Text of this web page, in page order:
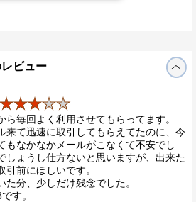
ビュー
★★★★★
毎回よく利用させてもらってます。
来て迅速に取引してもらえてたのに、今
もなかなかメールがこなくて不安でし
しょうし仕方ないと思いますが、出来た
引前にほしいです。
分、少しだけ残念でした。
す。